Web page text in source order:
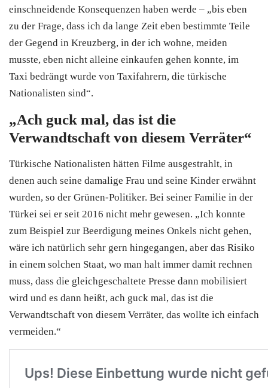
einschneidende Konsequenzen haben werde – „bis eben
zu der Frage, dass ich da lange Zeit eben bestimmte Teile
der Gegend in Kreuzberg, in der ich wohne, meiden
musste, eben nicht alleine einkaufen gehen konnte, im
Taxi bedrängt wurde von Taxifahrern, die türkische
Nationalisten sind“.
„Ach guck mal, das ist die
Verwandtschaft von diesem Verräter“
Türkische Nationalisten hätten Filme ausgestrahlt, in
denen auch seine damalige Frau und seine Kinder erwähnt
wurden, so der Grünen-Politiker. Bei seiner Familie in der
Türkei sei er seit 2016 nicht mehr gewesen. „Ich konnte
zum Beispiel zur Beerdigung meines Onkels nicht gehen,
wäre ich natürlich sehr gern hingegangen, aber das Risiko
in einem solchen Staat, wo man halt immer damit rechnen
muss, dass die gleichgeschaltete Presse dann mobilisiert
wird und es dann heißt, ach guck mal, das ist die
Verwandtschaft von diesem Verräter, das wollte ich einfach
vermeiden.“